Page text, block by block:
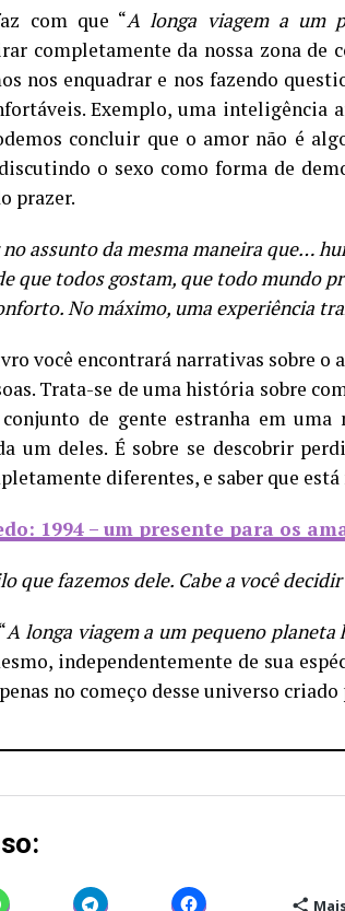
com que “A longa viagem a um
completamente da nossa zona de
nos enquadrar e nos fazendo
Exemplo, uma inteligência
concluir que o amor não é
o sexo como forma de
prazer.
no assunto da mesma maneira que…
que todos gostam, que todo mundo
No máximo, uma experiência
você encontrará narrativas sobre o
Trata-se de uma história sobre
de gente estranha em uma
um deles. É sobre se descobrir
diferentes, e saber que
1994 – um presente para os
que fazemos dele. Cabe a você
A longa viagem a um pequeno planeta
independentemente de sua
no começo desse universo criado